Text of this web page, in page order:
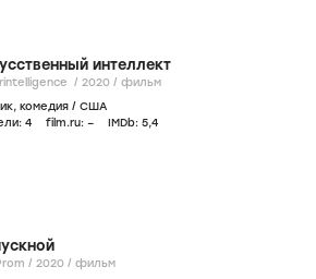
интеллект
Superintelligence / 2020 / фильм
, комедия / США
4 film.ru: – IMDb: 5,4
The Prom / 2020 / фильм